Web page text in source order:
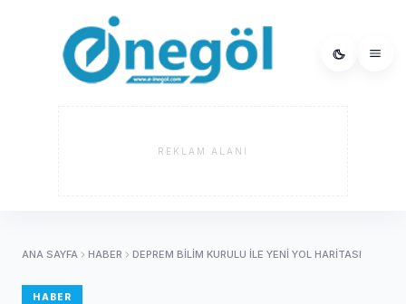
REKLAM ALANI
ANA SAYFA HABER DEPREM BILIM KURULU ILE YENI YOL HARITASI
HABER